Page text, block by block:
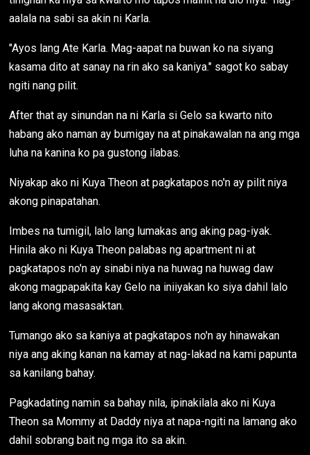
aalala na sabi sa akin ni Karla.
"Ayos lang Ate Karla. Mag-aapat na buwan ko na siyang
kasama dito at sanay na rin ako sa kaniya." sagot ko sabay
ngiti nang pilit.
After that ay sinundan na ni Karla si Gelo sa kwarto nito
habang ako naman ay bumigay na at pinakawalan na ang mga
luha na kanina ko pa gustong ilabas.
Niyakap ako ni Kuya Theon at pagkatapos no'n ay pilit niya
akong pinapatahan.
Imbes na tumigil, lalo lang lumakas ang aking pag-iyak.
Hinila ako ni Kuya Theon palabas ng apartment ni at
pagkatapos no'n ay sinabi niya na huwag na huwag daw
akong magpapakita kay Gelo na iniiyakan ko siya dahil lalo
lang akong masasaktan.
Tumango ako sa kaniya at pagkatapos no'n ay hinawakan
niya ang aking kanan na kamay at nag-lakad na kami papunta
sa kanilang bahay.
Pagkadating namin sa bahay nila, ipinakilala ako ni Kuya
Theon sa Mommy at Daddy niya at napa-ngiti na lamang ako
dahil sobrang bait ng mga ito sa akin.